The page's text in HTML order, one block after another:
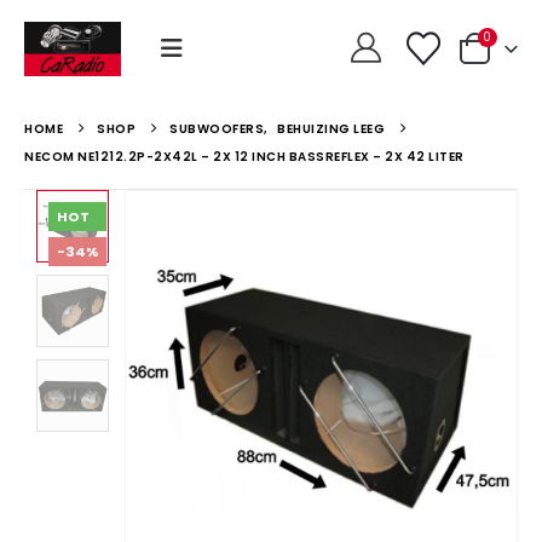
0
HOME SHOP SUBWOOFERS, BEHUIZING LEEG
NECOM NE1212.2P-2X42L – 2X 12 INCH BASSREFLEX – 2X 42 LITER
HOT
-34%